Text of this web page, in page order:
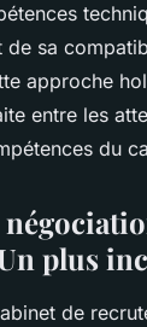
de sa
approche
entre les
du
plus
de